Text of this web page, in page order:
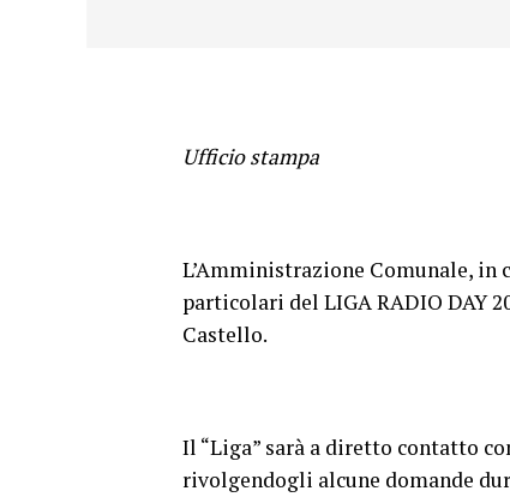
Ufficio stampa
L’Amministrazione Comunale, in
particolari del LIGA RADIO DAY
Castello.
Il “Liga” sarà a diretto contatto
rivolgendogli alcune domande